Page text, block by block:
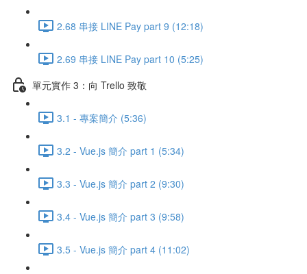
2.68 串接 LINE Pay part 9 (12:18)
2.69 串接 LINE Pay part 10 (5:25)
單元實作 3：向 Trello 致敬
3.1 - 專案簡介 (5:36)
3.2 - Vue.js 簡介 part 1 (5:34)
3.3 - Vue.js 簡介 part 2 (9:30)
3.4 - Vue.js 簡介 part 3 (9:58)
3.5 - Vue.js 簡介 part 4 (11:02)